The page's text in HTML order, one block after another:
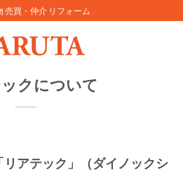
売買・仲介 リフォーム
クについて
アテック」（ダイノックシ